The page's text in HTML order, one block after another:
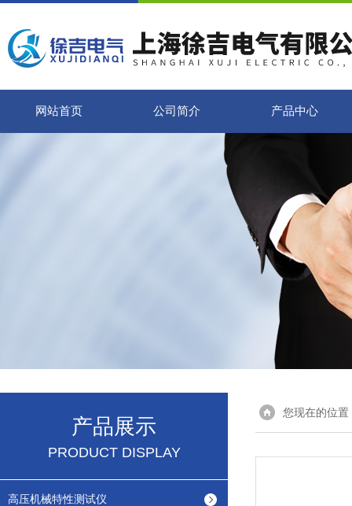
网站首页 公司简介 产品中心
产品展示
PRODUCT DISPLAY
高压机械特性测试仪
您现在的位置